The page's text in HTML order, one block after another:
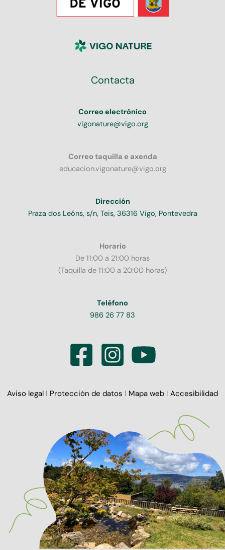
Contacta
Correo electrónico
vigonature@vigo.org
Correo taquilla e axenda
educacion.vigonature@vigo.org
Dirección
Praza dos Leóns, s/n, Teis, 36316 Vigo, Pontevedra
Horario
De 11:00 a 21:00 horas
(Taquilla de 11:00 a 20:00 horas)
Teléfono
986 26 77 83
Aviso legal I Protección de datos I Mapa web I Accesibilidad